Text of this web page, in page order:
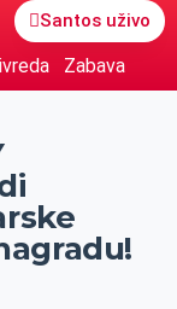
Santos uživo
Zabava